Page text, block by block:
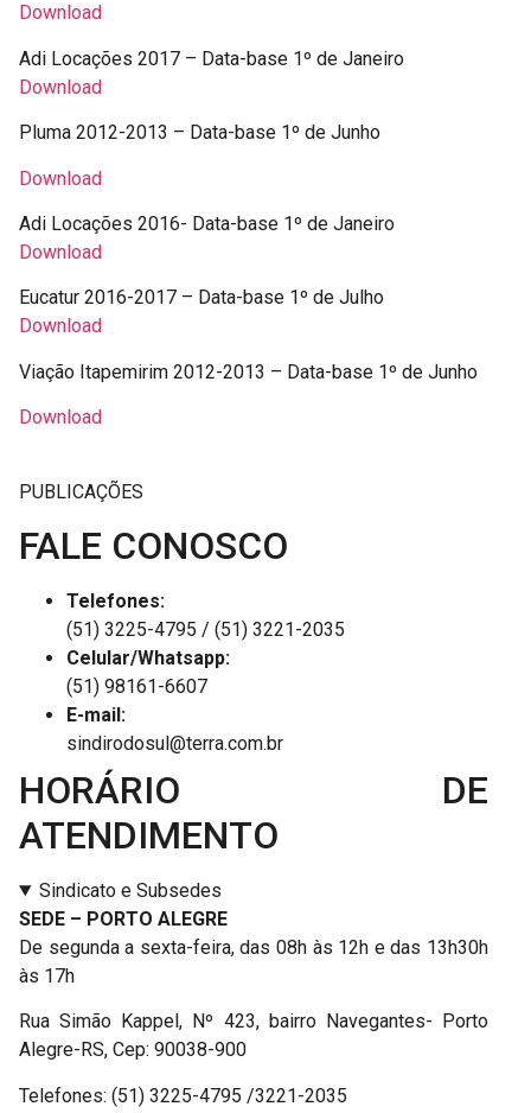
Download
Adi Locações 2017 – Data-base 1º de Janeiro
Download
Pluma 2012-2013 – Data-base 1º de Junho
Download
Adi Locações 2016- Data-base 1º de Janeiro
Download
Eucatur 2016-2017 – Data-base 1º de Julho
Download
Viação Itapemirim 2012-2013 – Data-base 1º de Junho
Download
PUBLICAÇÕES
FALE CONOSCO
Telefones:
(51) 3225-4795 / (51) 3221-2035
Celular/Whatsapp:
(51) 98161-6607
E-mail:
sindirodosul@terra.com.br
HORÁRIO DE
ATENDIMENTO
Sindicato e Subsedes
SEDE – PORTO ALEGRE
De segunda a sexta-feira, das 08h às 12h e das 13h30h
às 17h
Rua Simão Kappel, Nº 423, bairro Navegantes- Porto
Alegre-RS, Cep: 90038-900
Telefones: (51) 3225-4795 /3221-2035